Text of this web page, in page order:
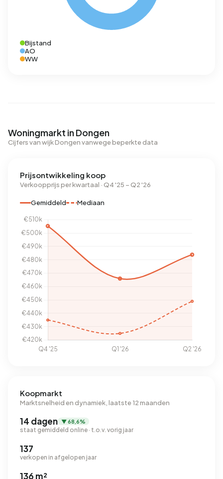
Bijstand
AO
WW
Woningmarkt in Dongen
Cijfers van wijk Dongen vanwege beperkte data
Prijsontwikkeling koop
Verkoopprijs per kwartaal · Q4 '25 – Q2 '26
Gemiddeld Mediaan
Koopmarkt
Marktsnelheid en dynamiek, laatste 12 maanden
14 dagen ▼ 68,6%
staat gemiddeld online · t.o.v. vorig jaar
137
verkopen in afgelopen jaar
136 m²